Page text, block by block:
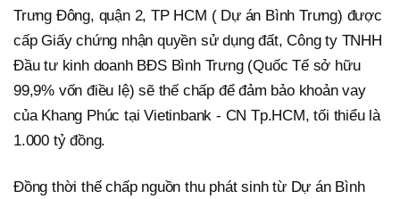
Trưng Đông, quận 2, TP HCM ( Dự án Bình Trưng) được
cấp Giấy chứng nhận quyền sử dụng đất, Công ty TNHH
Đầu tư kinh doanh BĐS Bình Trưng (Quốc Tế sở hữu
99,9% vốn điều lệ) sẽ thế chấp để đảm bảo khoản vay
của Khang Phúc tại Vietinbank - CN Tp.HCM, tối thiểu là
1.000 tỷ đồng.
Đồng thời thế chấp nguồn thu phát sinh từ Dự án Bình